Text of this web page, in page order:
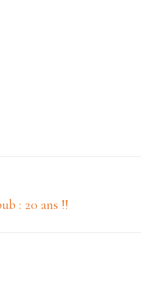
: 20 ans !!